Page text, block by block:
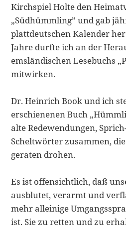
Kirchspiel Holte den
„Südhümmling” und gab
plattdeutschen Kalender
Jahre durfte ich an der
emsländischen Lesebuchs
mitwirken.
Dr. Heinrich Book und ich
erschienenen Buch
alte Redewendungen,
Scheltwörter zu­sammen,
geraten drohen.
Es ist offensichtlich, daß
ausblutet, verarmt und
mehr alleinige
ist. Sie zu retten und zu